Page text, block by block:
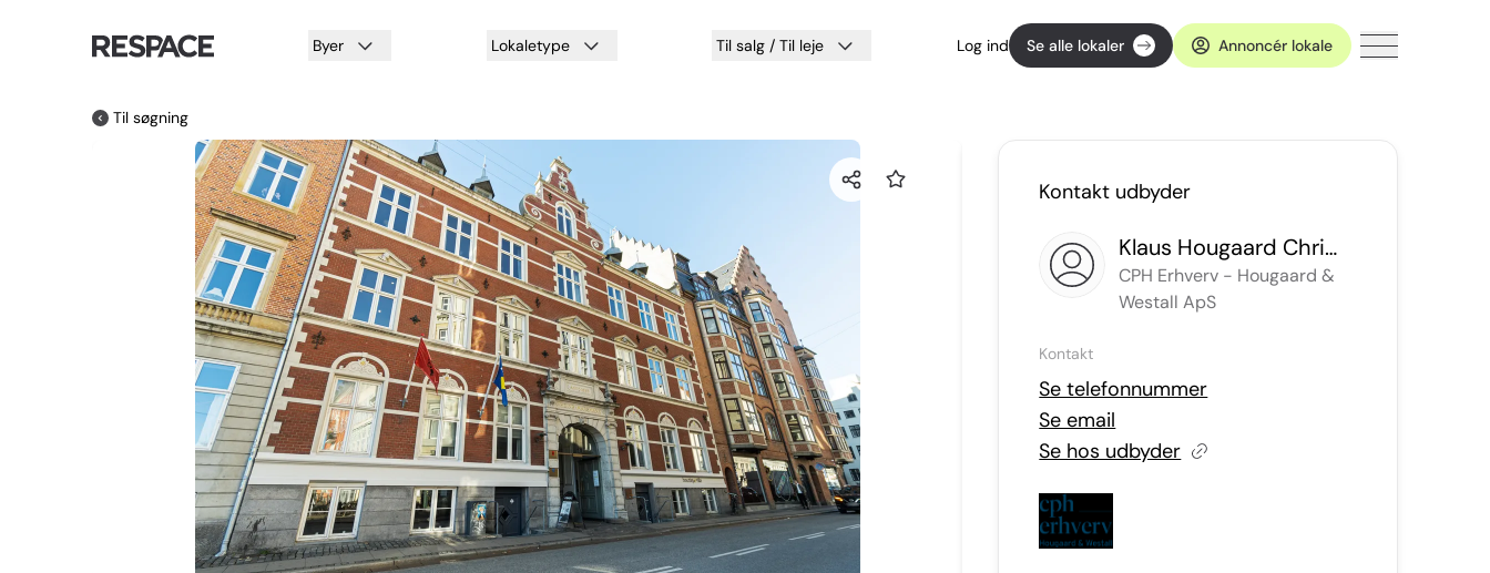
Byer Lokaletype Til salg / Til leje Log ind Se alle lokaler Annoncér lokale
Til søgning
Kontakt udbyder
Klaus Hougaard Christensen
CPH Erhverv - Hougaard &
Westall ApS
Kontakt
Se telefonnummer
Se email
Se hos udbyder